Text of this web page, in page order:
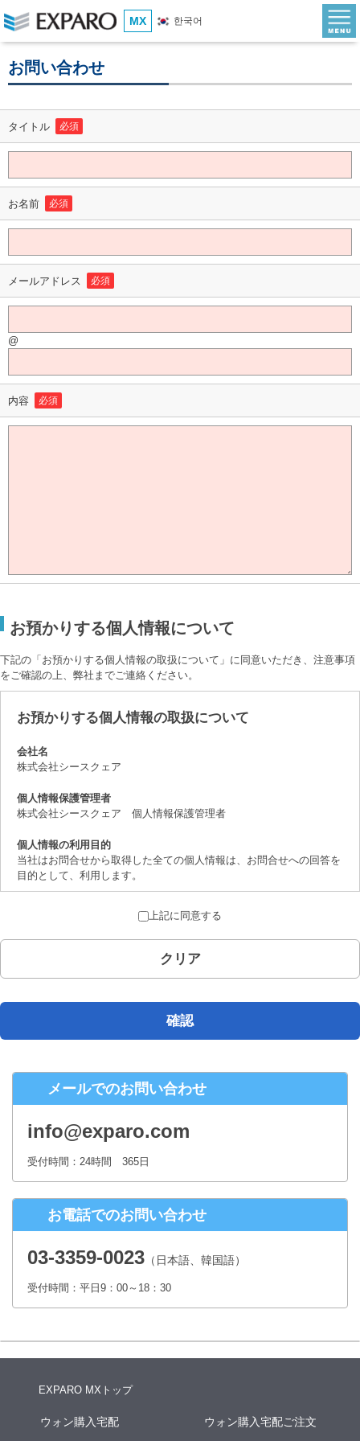
MX 한국어
お問い合わせ
タイトル 必須
お名前 必須
メールアドレス 必須
@
内容 必須
お預かりする個人情報について
下記の「お預かりする個人情報の取扱について」に同意いただき、注意事項
をご確認の上、弊社までご連絡ください。
お預かりする個人情報の取扱について
会社名
株式会社シースクェア
個人情報保護管理者
株式会社シースクェア 個人情報保護管理者
個人情報の利用目的
当社はお問合せから取得した全ての個人情報は、お問合せへの回答を
目的として、利用します。
取得した個人情報は、法律上許されている場合を除き、ご本人の了解
を得ることなく第三者に提供することはありません。
個人情報の取扱いの委託について
開示対象個人情報の開示等および問合せ窓口について
ご本人からの求めにより、当社が保有する開示対象個人情報の、利用
す。
株式会社シースクェア 個人情報お問合せ窓口
〒160-0023 東京都新宿区西新宿６丁目１２−１ パークウェストビ
ル１３階
Eメール：info@c-square.co.jp
（受付時間は、平日9時～17時30分 但し、年末年始、夏季休暇は除き
ます。）
個人情報を入力するにあたっての注意事項
回答ができない場合がございます。
本人が容易に認識できない方法による個人情報の取得
クッキーやWebビーコン等を用いるなどして、本人が容易に認識でき
上記に同意する
クリア
確認
メールでのお問い合わせ
info@exparo.com
受付時間：24時間 365日
お電話でのお問い合わせ
03-3359-0023 （日本語、韓国語）
受付時間：平日9：00～18：30
EXPARO MXトップ
ウォン購入宅配 ウォン購入宅配ご注文